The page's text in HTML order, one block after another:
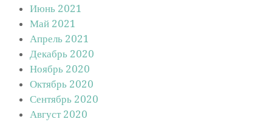
Июнь 2021
Май 2021
Апрель 2021
Декабрь 2020
Ноябрь 2020
Октябрь 2020
Сентябрь 2020
Август 2020